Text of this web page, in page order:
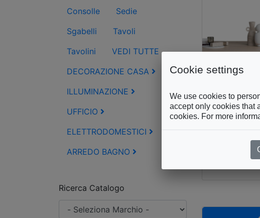
DEVINA NAIS
Consolle
Sedie
Sgabelli
Tavoli
Tavolini
VEDI TUTTE
DECORAZIONE CASA
ILLUMINAZIONE
UFFICIO
ELETTRODOMESTICI
ARREDO BAGNO
Ricerca Catalogo
Cookie settings
We use cookies to
accept only cookies that
cookies. For more